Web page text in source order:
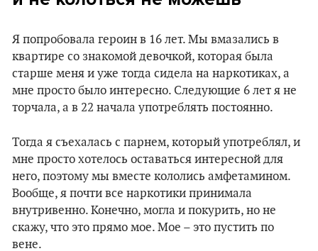
Я попробовала героин в 16 лет. Мы вмазались в
квартире со знакомой девочкой, которая была
старше меня и уже тогда сидела на наркотиках, а
мне просто было интересно. Следующие 6 лет я не
торчала, а в 22 начала употреблять постоянно.
Тогда я съехалась с парнем, который употреблял, и
мне просто хотелось оставаться интересной для
него, поэтому мы вместе кололись амфетамином.
Вообще, я почти все наркотики принимала
внутривенно. Конечно, могла и покурить, но не
скажу, что это прямо мое. Мое – это пустить по
вене.